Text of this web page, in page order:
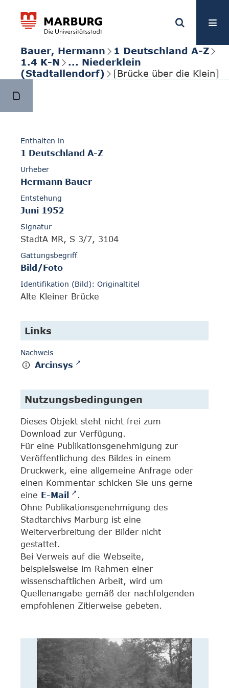
Bauer, Hermann
1 Deutschland A-Z
1.4 K-N
... Niederklein
(Stadtallendorf)
[Brücke über die Klein]
Enthalten in
1 Deutschland A-Z
Urheber
Hermann Bauer
Entstehung
Juni 1952
Signatur
StadtA MR, S 3/7, 3104
Gattungsbegriff
Bild/Foto
Identifikation (Bild): Originaltitel
Alte Kleiner Brücke
Links
Nachweis
Arcinsys
Nutzungsbedingungen
Dieses Objekt steht nicht frei zum
Download zur Verfügung.
Für eine Publikationsgenehmigung zur
Veröffentlichung des Bildes in einem
Druckwerk, eine allgemeine Anfrage oder
einen Kommentar schicken Sie uns gerne
eine E-Mail
.
Ohne Publikationsgenehmigung des
Stadtarchivs Marburg ist eine
Weiterverbreitung der Bilder nicht
gestattet.
Bei Verweis auf die Webseite,
beispielsweise im Rahmen einer
wissenschaftlichen Arbeit, wird um
Quellenangabe gemäß der nachfolgenden
empfohlenen Zitierweise gebeten.